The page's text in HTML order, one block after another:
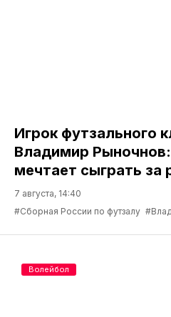
Игрок футзального
Владимир
мечтает сыграть за
7 августа, 14:40
#Сборная России по футзалу
Волейбол